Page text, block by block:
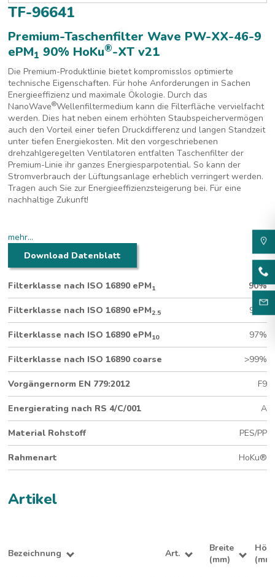
TF-96641
Premium-Taschenfilter Wave PW-XX-46-9
ePM1 90% HoKu®-XT v21
Die Premium-Produktlinie bietet kompromisslos optimierte
technische Eigenschaften. Für hohe Anforderungen in Sachen
Energieeffizienz und maximale Ökologie. Durch das
NanoWave®Wellenfiltermedium kann die Filterfläche vervielfacht
werden. Dies hat neben einem erhöhten Staubspeichervermögen
auch den Vorteil einer tiefen Druckdifferenz und langen Standzeit
unter tiefen Energiekosten. Mit den vorgeschriebenen
drehzahlgeregelten Ventilatoren entfalten Taschenfilter der
Premium-Linie ihr ganzes Energiesparpotential. So kann der
Stromverbrauch der Lüftungsanlage erheblich verringert werden.
Tragen auch Sie zur Energieeffizienzsteigerung bei. Für eine
nachhaltige Zukunft!
Premium-Taschenfilter Wave für höchste Energieeffizienz
NanoWave
Wellenfiltermedium (2.5-fache Filterfläche)
10 Taschen (592 x 592 mm)
Hygienegeprüfter HoKu®-Rahmen
mehr...
Download Datenblatt
Filterklasse nach ISO 16890 ePM1 90%
Filterklasse nach ISO 16890 ePM2.5 92%
Filterklasse nach ISO 16890 ePM10 97%
Filterklasse nach ISO 16890 coarse >99%
Vorgängernorm EN 779:2012 F9
Energierating nach RS 4/C/001 A
Material Rohstoff PES/PP
Rahmenart HoKu®
Artikel
Bezeichnung Art.
Breite
(mm)